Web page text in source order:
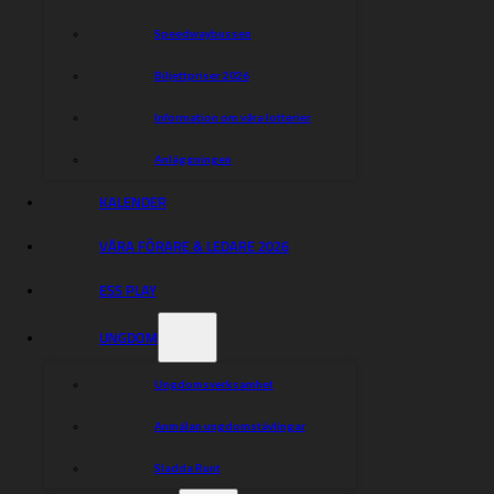
Speedwaybussen
Biljettpriser 2026
Information om våra lotterier
Anläggningen
KALENDER
VÅRA FÖRARE & LEDARE 2026
ESS PLAY
UNGDOM
Ungdomsverksamhet
Anmälan ungdomstävlingar
Sladda Runt